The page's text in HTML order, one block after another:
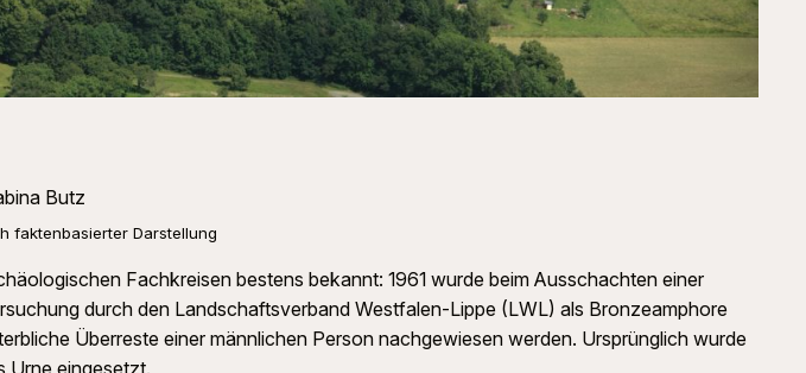
Butz
faktenbasierter Darstellung
Fachkreisen bestens bekannt: 1961 wurde beim Ausschachten einer
durch den Landschaftsverband Westfalen-Lippe (LWL) als Bronzeamphore
Überreste einer männlichen Person nachgewiesen werden. Ursprünglich wurde
Urne eingesetzt.